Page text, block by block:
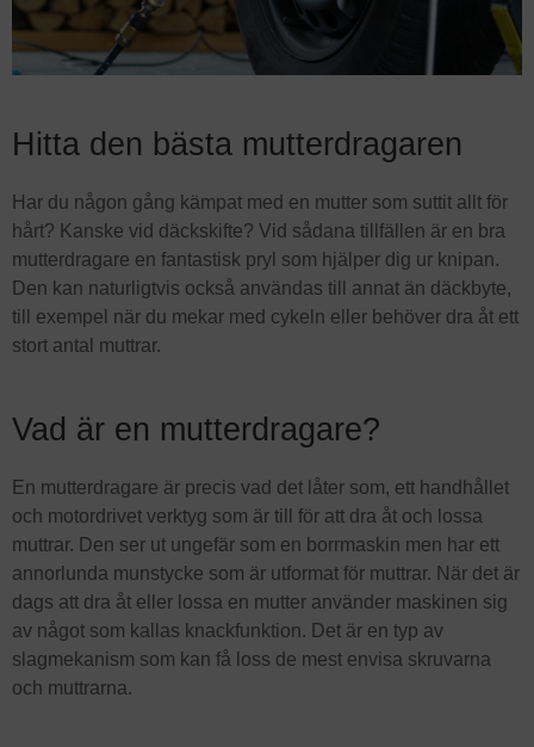
Hitta den bästa mutterdragaren
Har du någon gång kämpat med en mutter som suttit allt för
hårt? Kanske vid däckskifte? Vid sådana tillfällen är en bra
mutterdragare en fantastisk pryl som hjälper dig ur knipan.
Den kan naturligtvis också användas till annat än däckbyte,
till exempel när du mekar med cykeln eller behöver dra åt ett
stort antal muttrar.
Vad är en mutterdragare?
En mutterdragare är precis vad det låter som, ett handhållet
och motordrivet verktyg som är till för att dra åt och lossa
muttrar. Den ser ut ungefär som en borrmaskin men har ett
annorlunda munstycke som är utformat för muttrar. När det är
dags att dra åt eller lossa en mutter använder maskinen sig
av något som kallas knackfunktion. Det är en typ av
slagmekanism som kan få loss de mest envisa skruvarna
och muttrarna.